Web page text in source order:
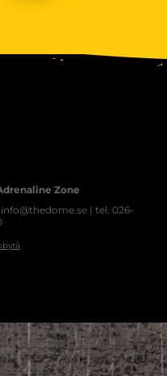
Zone
| tel. 026-